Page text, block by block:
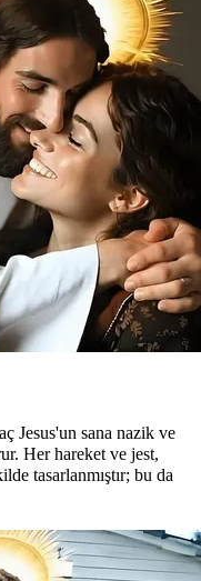
Jesus'un sana nazik ve
Her hareket ve jest,
tasarlanmıştır; bu da